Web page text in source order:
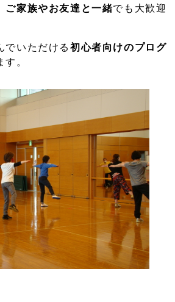
ご家族やお友達と一緒でも大歓迎
でいただける 初心者向けのプログ
。